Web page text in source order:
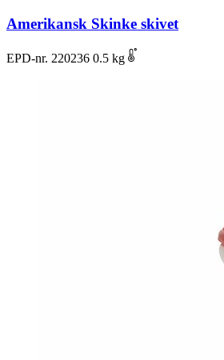
Amerikansk Skinke skivet
EPD-nr. 220236 0.5 kg